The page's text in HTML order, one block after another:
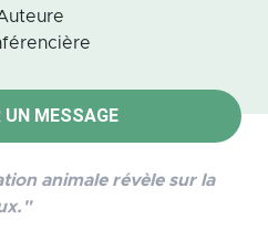
UN MESSAGE
animale révèle sur la